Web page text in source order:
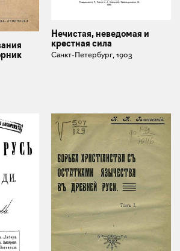
Нечистая, неведомая и
крестная сила
Санкт-Петербург, 1903